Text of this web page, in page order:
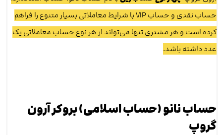
حساب نقدی و حساب VIP‌‌ با شرایط معاملاتی بسیار متنوع را فراهم
کرده است و هر مشتری تنها می‌تواند از هر نوع حساب معاملاتی یک
عدد داشته باشد.
حساب نانو (حساب اسلامی) بروکر آرون
گروپ